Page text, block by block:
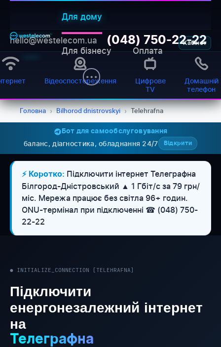
Для дому
Для бізнесу Оплата
Кабінет
hello@westelecom.ua (048) 750-22-22
Відеоспостереження
Цифрове
TV
Домашній
телефон
Головна › Bilhorod dnistrovskyi › Telehrafna
Бот для самообслуговування
баланс, діагностика, обладнання 24/7 Відкрити
⚡ Коротко: Підключити інтернет Телеграфна
Білгород-Дністровський ▲ 1 Гбіт/с за 79 грн/
міс. Мережа працює без світла 96+ годин.
ONU-термінал при підключенні ☎ (048) 750-
22-22
● INITIALIZE_CONNECTION [TELEHRAFNA]
Підключити
енергонезалежний інтернет
на
Телеграфна
WESTELECOM
Онлайн-підтримка